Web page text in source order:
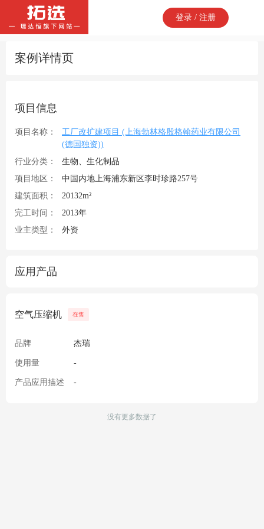
登录 / 注册
案例详情页
项目信息
项目名称：
工厂改扩建项目 (上海勃林格殷格翰药业有限公司
(德国独资))
行业分类：
生物、生化制品
项目地区：
中国内地上海浦东新区李时珍路257号
建筑面积：
20132m²
完工时间：
2013年
业主类型：
外资
应用产品
空气压缩机 在售
品牌 杰瑞
使用量 -
产品应用描述 -
没有更多数据了